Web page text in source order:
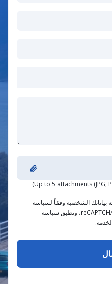
Up to 5 attachments (JPG,
بياناتك الشخصية وفقاً لسياسة
الخصوصية. هذا الموقع محمي من خلال reCAPTCHA، وتطبق سياسة